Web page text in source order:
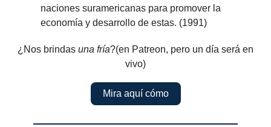
naciones suramericanas para promover la
economía y desarrollo de estas. (1991)
¿Nos brindas una fría?(en Patreon, pero un día será en
vivo)
Mira aquí cómo